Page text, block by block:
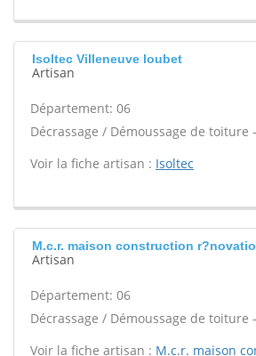
Isoltec Villeneuve loubet
Artisan
Département: 06
Décrassage / Démoussage de toiture -
Voir la fiche artisan : Isoltec
M.c.r. maison construction
Artisan
Département: 06
Décrassage / Démoussage de toiture -
Voir la fiche artisan : M.c.r. maison